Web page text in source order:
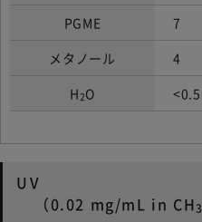
PGME
7
メタノール
4
H2O <0.5
UV
（0.02 mg/mL in CH3